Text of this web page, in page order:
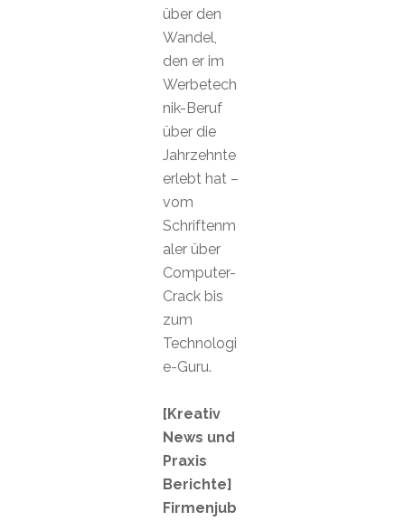
über den
Wandel,
den er im
Werbetech
nik-Beruf
über die
Jahrzehnte
erlebt hat –
vom
Schriftenm
aler über
Computer-
Crack bis
zum
Technologi
e-Guru.
[Kreativ
News und
Praxis
Berichte]
Firmenjub